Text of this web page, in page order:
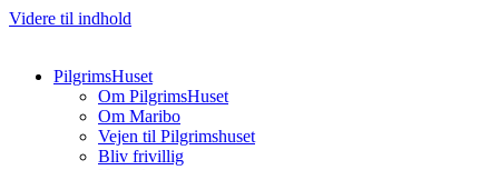
Videre til indhold
PilgrimsHuset
Om PilgrimsHuset
Om Maribo
Vejen til Pilgrimshuset
Bliv frivillig